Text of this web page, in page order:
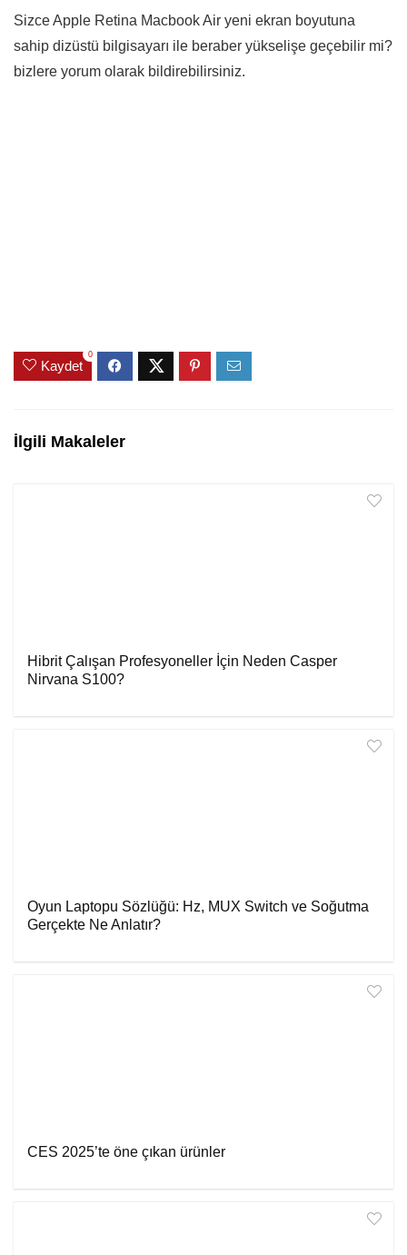
Sizce Apple Retina Macbook Air yeni ekran boyutuna
sahip dizüstü bilgisayarı ile beraber yükselişe geçebilir mi?
bizlere yorum olarak bildirebilirsiniz.
Kaydet
0
İlgili Makaleler
Hibrit Çalışan Profesyoneller İçin Neden Casper
Nirvana S100?
Oyun Laptopu Sözlüğü: Hz, MUX Switch ve Soğutma
Gerçekte Ne Anlatır?
CES 2025’te öne çıkan ürünler